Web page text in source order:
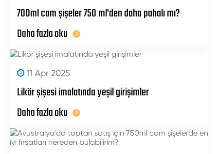
700ml cam şişeler 750 ml'den daha pahalı mı?
Daha fazla oku
11 Apr 2025
Likör şişesi imalatında yeşil girişimler
Daha fazla oku